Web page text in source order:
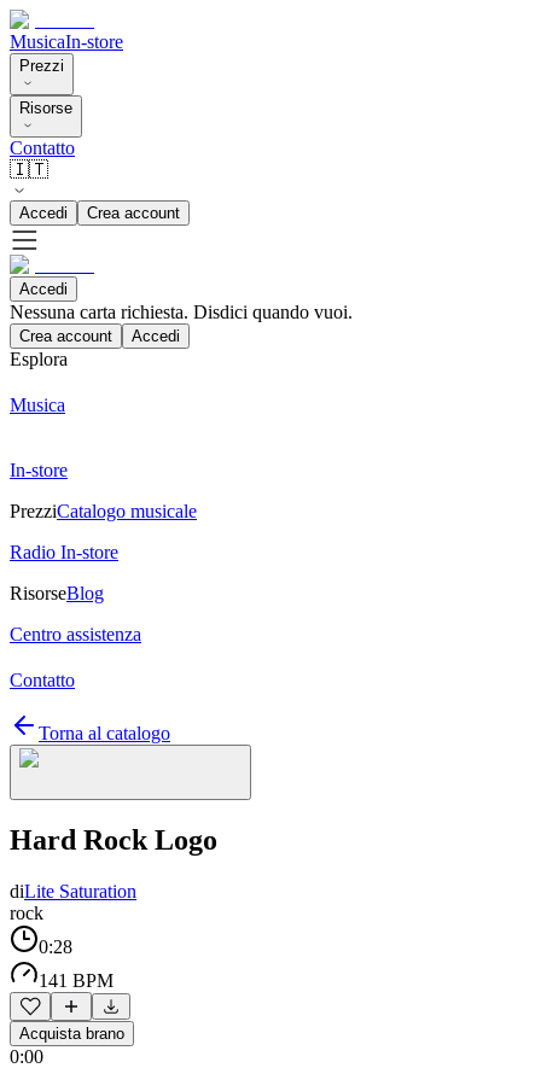
MusicaIn-store
Prezzi
Risorse
Contatto
🇮🇹
Accedi Crea account
Accedi
Nessuna carta richiesta. Disdici quando vuoi.
Crea account Accedi
Esplora
Musica
In-store
PrezziCatalogo musicale
Radio In-store
RisorseBlog
Centro assistenza
Contatto
Torna al catalogo
Hard Rock Logo
diLite Saturation
rock
0:28
141 BPM
Acquista brano
0:00